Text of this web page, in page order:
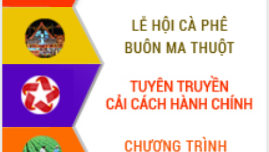
để phát triển du lịch Đắk Lắk
Khởi động Dự án Đầu tư xây dựng hạ
tầng kỹ thuật Cụm công nghiệp Tân
Gặp mặt các cơ quan báo chí nhân Kỷ
niệm 101 năm Ngày Báo chí Cách
mạng Việt Nam
Đắk Lắk sơ kết 4 năm triển khai thực
hiện Đề án 06 của Chính phủ
Họp báo thông tin về Hội nghị Công bố
Quy hoạch và Xúc tiến đầu tư tỉnh Đắk